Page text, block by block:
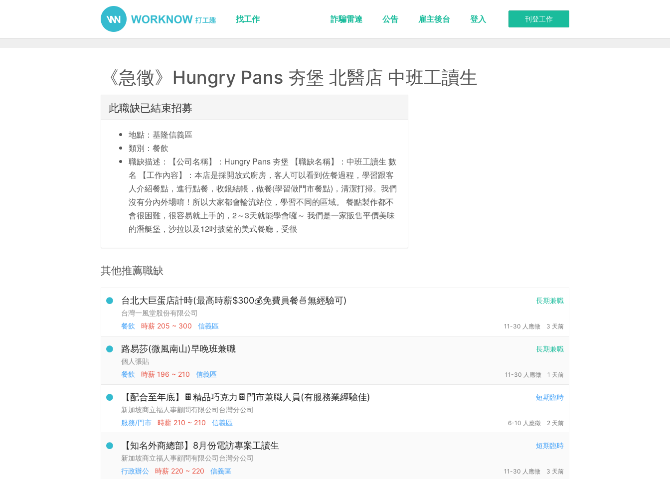
刊登工作
找工作 詐騙雷達 公告 雇主後台 登入
《急徵》Hungry Pans 夯堡 北醫店 中班工讀生
此職缺已結束招募
地點：基隆信義區
類別：餐飲
職缺描述：【公司名稱】：Hungry Pans 夯堡 【職缺名稱】：中班工讀生 數
名 【工作內容】：本店是採開放式廚房，客人可以看到佐餐過程，學習跟客
人介紹餐點，進行點餐，收銀結帳，做餐(學習做門市餐點)，清潔打掃。我們
沒有分內外場唷！所以大家都會輪流站位，學習不同的區域。 餐點製作都不
會很困難，很容易就上手的，2～3天就能學會囉～ 我們是一家販售平價美味
的潛艇堡，沙拉以及12吋披薩的美式餐廳，受很
其他推薦職缺
長期兼職
台北大巨蛋店計時(最高時薪$300💰免費員餐🍜無經驗可)
台灣一風堂股份有限公司
餐飲
時薪 205 ~ 300 信義區 11-30 人應徵 3 天前
長期兼職
路易莎(微風南山)早晚班兼職
個人張貼
餐飲
時薪 196 ~ 210 信義區 11-30 人應徵 1 天前
短期臨時
【配合至年底】🍫精品巧克力🍫門市兼職人員(有服務業經驗佳)
新加坡商立福人事顧問有限公司台灣分公司
服務/門市
時薪 210 ~ 210 信義區 6-10 人應徵 2 天前
短期臨時
【知名外商總部】8月份電訪專案工讀生
新加坡商立福人事顧問有限公司台灣分公司
行政辦公
時薪 220 ~ 220 信義區 11-30 人應徵 3 天前